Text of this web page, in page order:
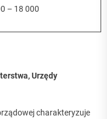
– 18 000
Urzędy
charakteryzuje